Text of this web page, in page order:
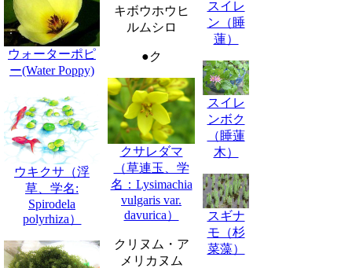
ウォーターポピ
ー(Water Poppy)
ウキクサ（浮
草、学名:
Spirodela
polyrhiza）
キボウホウヒ
ルムシロ
●ク
クサレダマ
（草連玉、学
名：Lysimachia
vulgaris var.
davurica）
クリヌム・ア
メリカヌム
スイレ
ン（睡
蓮）
スイレ
ンボク
（睡蓮
木）
スギナ
モ（杉
菜藻）